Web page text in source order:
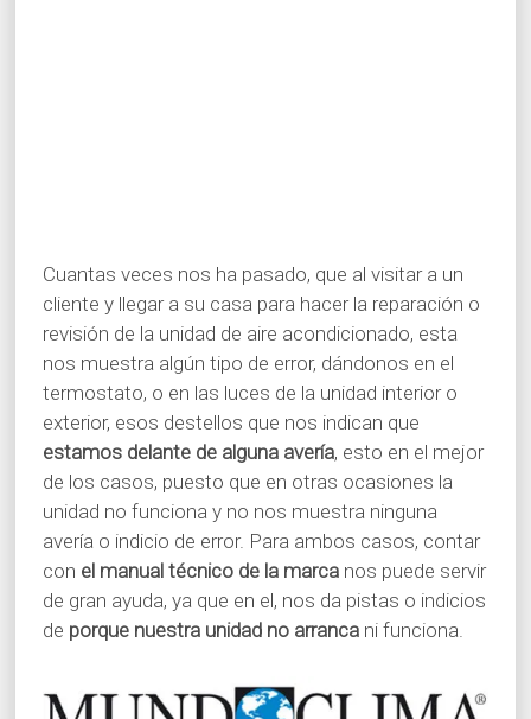
Cuantas veces nos ha pasado, que al visitar a un
cliente y llegar a su casa para hacer la reparación o
revisión de la unidad de aire acondicionado, esta
nos muestra algún tipo de error, dándonos en el
termostato, o en las luces de la unidad interior o
exterior, esos destellos que nos indican que
estamos delante de alguna avería, esto en el mejor
de los casos, puesto que en otras ocasiones la
unidad no funciona y no nos muestra ninguna
avería o indicio de error. Para ambos casos, contar
con el manual técnico de la marcanos puede servir
de gran ayuda, ya que en el, nos da pistas o indicios
de porque nuestra unidad no arrancani funciona.